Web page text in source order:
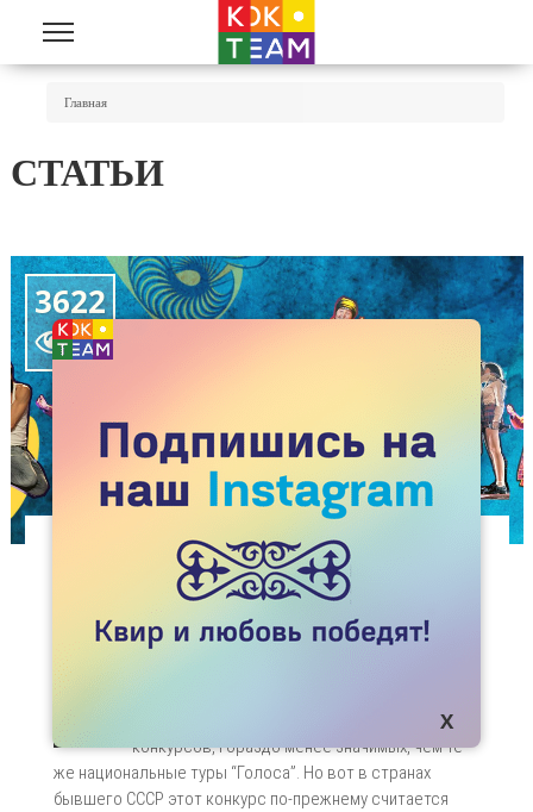
Перейти к основному содержанию
Главная
СТАТЬИ
3622

ЕВРОВИДЕНИЕ: РОССИЯ ЗДОРОВОГО
ЧЕЛОВЕКА
11
Сейчас это один из проходных европейских
конкурсов, гораздо менее значимых, чем те
же национальные туры “Голоса”. Но вот в странах
бывшего СССР этот конкурс по-прежнему считается